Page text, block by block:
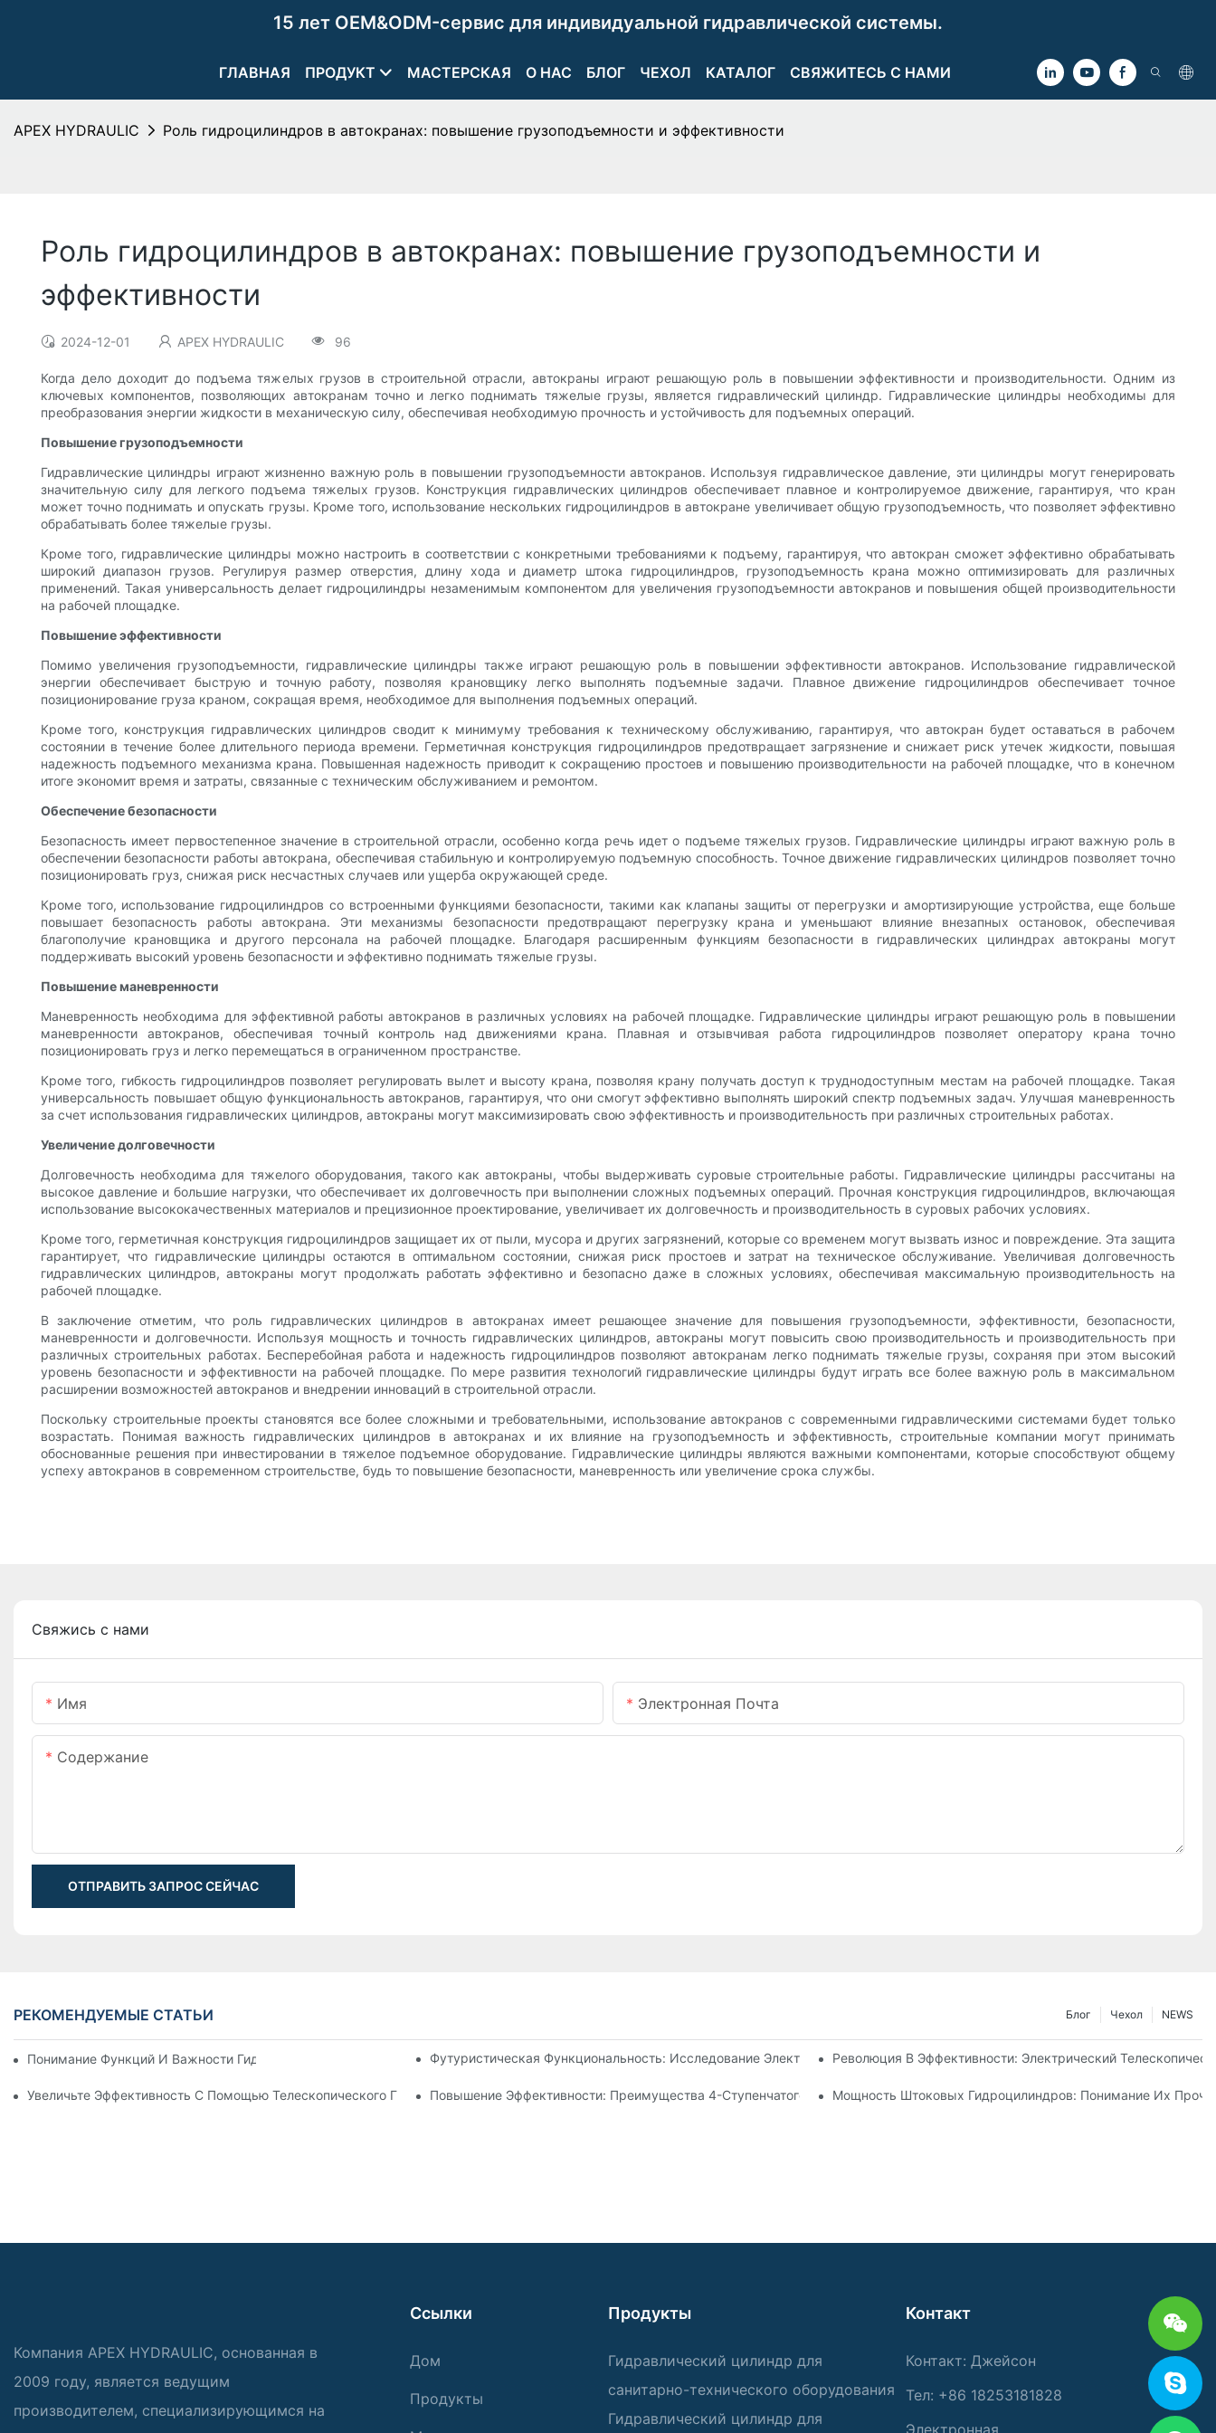
15 лет OEM&ODM-сервис для индивидуальной гидравлической системы.
ГЛАВНАЯ ПРОДУКТ МАСТЕРСКАЯ О НАС БЛОГ ЧЕХОЛ КАТАЛОГ СВЯЖИТЕСЬ С НАМИ
APEX HYDRAULIC Роль гидроцилиндров в автокранах: повышение грузоподъемности и эффективности
Роль гидроцилиндров в автокранах: повышение грузоподъемности и
эффективности
2024-12-01 APEX HYDRAULIC 96
Когда дело доходит до подъема тяжелых грузов в строительной отрасли, автокраны играют решающую роль в повышении эффективности и производительности. Одним из
ключевых компонентов, позволяющих автокранам точно и легко поднимать тяжелые грузы, является гидравлический цилиндр. Гидравлические цилиндры необходимы для
преобразования энергии жидкости в механическую силу, обеспечивая необходимую прочность и устойчивость для подъемных операций.
Повышение грузоподъемности
Гидравлические цилиндры играют жизненно важную роль в повышении грузоподъемности автокранов. Используя гидравлическое давление, эти цилиндры могут генерировать
значительную силу для легкого подъема тяжелых грузов. Конструкция гидравлических цилиндров обеспечивает плавное и контролируемое движение, гарантируя, что кран
может точно поднимать и опускать грузы. Кроме того, использование нескольких гидроцилиндров в автокране увеличивает общую грузоподъемность, что позволяет эффективно
обрабатывать более тяжелые грузы.
Кроме того, гидравлические цилиндры можно настроить в соответствии с конкретными требованиями к подъему, гарантируя, что автокран сможет эффективно обрабатывать
широкий диапазон грузов. Регулируя размер отверстия, длину хода и диаметр штока гидроцилиндров, грузоподъемность крана можно оптимизировать для различных
применений. Такая универсальность делает гидроцилиндры незаменимым компонентом для увеличения грузоподъемности автокранов и повышения общей производительности
на рабочей площадке.
Повышение эффективности
Помимо увеличения грузоподъемности, гидравлические цилиндры также играют решающую роль в повышении эффективности автокранов. Использование гидравлической
энергии обеспечивает быструю и точную работу, позволяя крановщику легко выполнять подъемные задачи. Плавное движение гидроцилиндров обеспечивает точное
позиционирование груза краном, сокращая время, необходимое для выполнения подъемных операций.
Кроме того, конструкция гидравлических цилиндров сводит к минимуму требования к техническому обслуживанию, гарантируя, что автокран будет оставаться в рабочем
состоянии в течение более длительного периода времени. Герметичная конструкция гидроцилиндров предотвращает загрязнение и снижает риск утечек жидкости, повышая
надежность подъемного механизма крана. Повышенная надежность приводит к сокращению простоев и повышению производительности на рабочей площадке, что в конечном
итоге экономит время и затраты, связанные с техническим обслуживанием и ремонтом.
Обеспечение безопасности
Безопасность имеет первостепенное значение в строительной отрасли, особенно когда речь идет о подъеме тяжелых грузов. Гидравлические цилиндры играют важную роль в
обеспечении безопасности работы автокрана, обеспечивая стабильную и контролируемую подъемную способность. Точное движение гидравлических цилиндров позволяет точно
позиционировать груз, снижая риск несчастных случаев или ущерба окружающей среде.
Кроме того, использование гидроцилиндров со встроенными функциями безопасности, такими как клапаны защиты от перегрузки и амортизирующие устройства, еще больше
повышает безопасность работы автокрана. Эти механизмы безопасности предотвращают перегрузку крана и уменьшают влияние внезапных остановок, обеспечивая
благополучие крановщика и другого персонала на рабочей площадке. Благодаря расширенным функциям безопасности в гидравлических цилиндрах автокраны могут
поддерживать высокий уровень безопасности и эффективно поднимать тяжелые грузы.
Повышение маневренности
Маневренность необходима для эффективной работы автокранов в различных условиях на рабочей площадке. Гидравлические цилиндры играют решающую роль в повышении
маневренности автокранов, обеспечивая точный контроль над движениями крана. Плавная и отзывчивая работа гидроцилиндров позволяет оператору крана точно
позиционировать груз и легко перемещаться в ограниченном пространстве.
Кроме того, гибкость гидроцилиндров позволяет регулировать вылет и высоту крана, позволяя крану получать доступ к труднодоступным местам на рабочей площадке. Такая
универсальность повышает общую функциональность автокранов, гарантируя, что они смогут эффективно выполнять широкий спектр подъемных задач. Улучшая маневренность
за счет использования гидравлических цилиндров, автокраны могут максимизировать свою эффективность и производительность при различных строительных работах.
Увеличение долговечности
Долговечность необходима для тяжелого оборудования, такого как автокраны, чтобы выдерживать суровые строительные работы. Гидравлические цилиндры рассчитаны на
высокое давление и большие нагрузки, что обеспечивает их долговечность при выполнении сложных подъемных операций. Прочная конструкция гидроцилиндров, включающая
использование высококачественных материалов и прецизионное проектирование, увеличивает их долговечность и производительность в суровых рабочих условиях.
Кроме того, герметичная конструкция гидроцилиндров защищает их от пыли, мусора и других загрязнений, которые со временем могут вызвать износ и повреждение. Эта защита
гарантирует, что гидравлические цилиндры остаются в оптимальном состоянии, снижая риск простоев и затрат на техническое обслуживание. Увеличивая долговечность
гидравлических цилиндров, автокраны могут продолжать работать эффективно и безопасно даже в сложных условиях, обеспечивая максимальную производительность на
рабочей площадке.
В заключение отметим, что роль гидравлических цилиндров в автокранах имеет решающее значение для повышения грузоподъемности, эффективности, безопасности,
маневренности и долговечности. Используя мощность и точность гидравлических цилиндров, автокраны могут повысить свою производительность и производительность при
различных строительных работах. Бесперебойная работа и надежность гидроцилиндров позволяют автокранам легко поднимать тяжелые грузы, сохраняя при этом высокий
уровень безопасности и эффективности на рабочей площадке. По мере развития технологий гидравлические цилиндры будут играть все более важную роль в максимальном
расширении возможностей автокранов и внедрении инноваций в строительной отрасли.
Поскольку строительные проекты становятся все более сложными и требовательными, использование автокранов с современными гидравлическими системами будет только
возрастать. Понимая важность гидравлических цилиндров в автокранах и их влияние на грузоподъемность и эффективность, строительные компании могут принимать
обоснованные решения при инвестировании в тяжелое подъемное оборудование. Гидравлические цилиндры являются важными компонентами, которые способствуют общему
успеху автокранов в современном строительстве, будь то повышение безопасности, маневренность или увеличение срока службы.
Свяжись с нами
Имя Электронная Почта
Содержание
ОТПРАВИТЬ ЗАПРОС СЕЙЧАС
РЕКОМЕНДУЕМЫЕ СТАТЬИ NEWS
Чехол
Блог
Понимание Функций И Важности Гидравлических Цилиндров Рулевой ТягиФутуристическая Функциональность: Исследование Электрического Телескопического Цилиндра
Революция В Эффективности: Электрический
Увеличьте Эффективность С Помощью Телескопического Гидроцилиндра Для Вашего СамосвалаПовышение Эффективности: Преимущества 4-Ступенчатого Телескопического Гидроцилиндра
Мощность Штоковых Гидроцилиндров: Понимание Их
Компания APEX HYDRAULIC, основанная в
2009 году, является ведущим
производителем, специализирующимся на
Ссылки
Дом
Продукты
Продукты
Гидравлический цилиндр для
санитарно-технического оборудования
Гидравлический цилиндр для
Контакт
Контакт: Джейсон
Тел: +86 18253181828